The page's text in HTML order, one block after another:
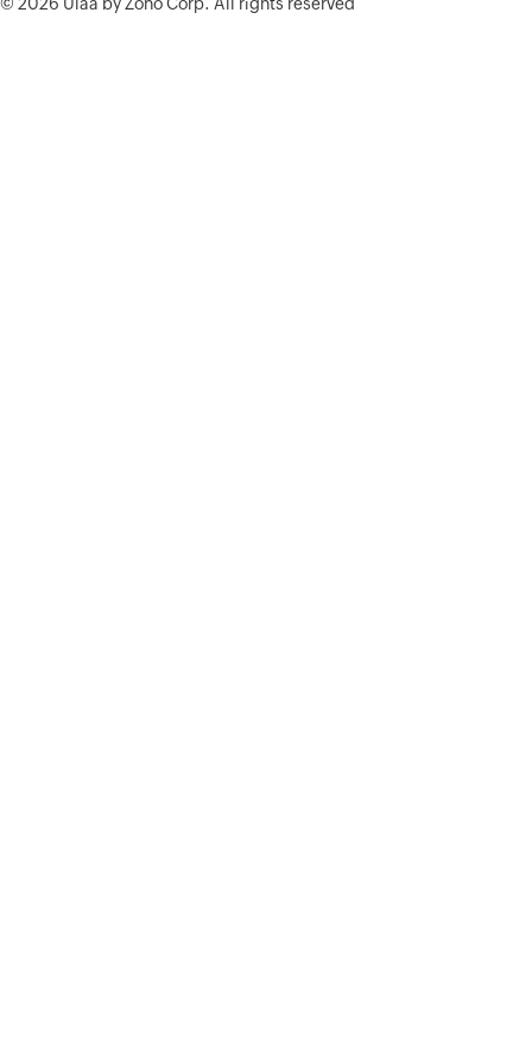
© 2026 Ulaa by Zoho Corp. All rights reserved